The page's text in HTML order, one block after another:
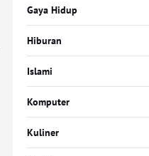
Gaya Hidup
Hiburan
Islami
Komputer
Kuliner